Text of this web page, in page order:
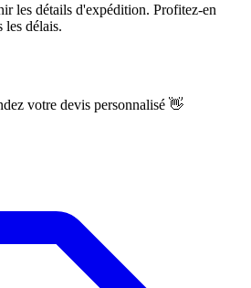
les détails d'expédition. Profitez-en
les délais.
votre devis personnalisé 👋